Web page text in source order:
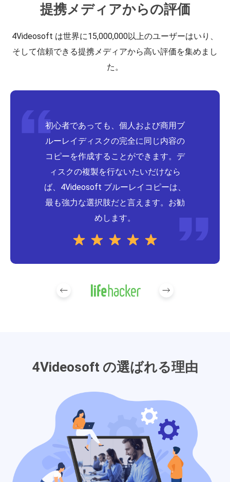
提携メディアからの評価
4Videosoft は世界に15,000,000以上のユーザーはいり、
そして信頼できる提携メディアから高い評価を集めまし
た。
初心者であっても、個人および商用ブ
ルーレイディスクの完全に同じ内容の
コピーを作成することができます。デ
ィスクの複製を行ないたいだけなら
ば、4Videosoft ブルーレイコピーは、
最も強力な選択肢だと言えます。お勧
めします。
4Videosoft の選ばれる理由